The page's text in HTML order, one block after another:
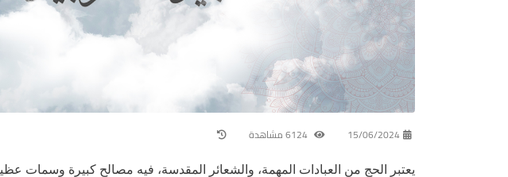
15/06/2024
يعتبر الحج من العبادات المهمة، والشعائر المقدسة، فيه مصالح كبيرة وسمات